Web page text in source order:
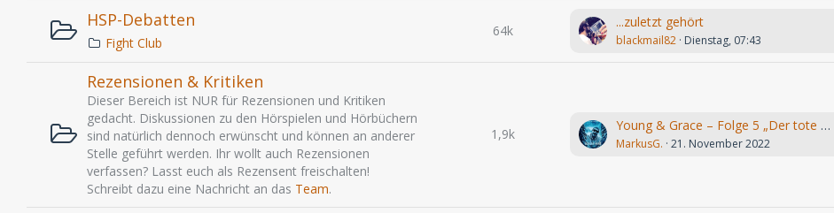
HSP-Debatten
Fight Club
64k
...zuletzt gehört
blackmail82 Dienstag, 07:43
Rezensionen & Kritiken
Dieser Bereich ist NUR für Rezensionen und Kritiken
gedacht. Diskussionen zu den Hörspielen und Hörbüchern
sind natürlich dennoch erwünscht und können an anderer
Stelle geführt werden. Ihr wollt auch Rezensionen
verfassen? Lasst euch als Rezensent freischalten!
Schreibt dazu eine Nachricht an das Team.
1,9k
Young & Grace – Folge 5 „Der tote Mörder“ von TOS Hörfabrik
MarkusG. 21. November 2022